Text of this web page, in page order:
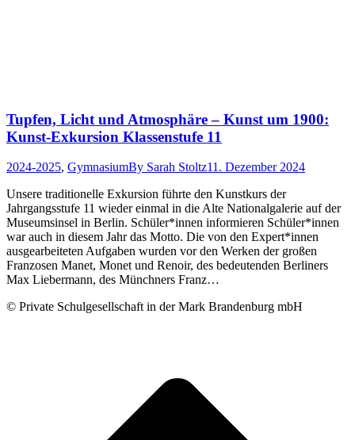
Tupfen, Licht und Atmosphäre – Kunst um 1900:
Kunst-Exkursion Klassenstufe 11
2024-2025, GymnasiumBy Sarah Stoltz11. Dezember 2024
Unsere traditionelle Exkursion führte den Kunstkurs der
Jahrgangsstufe 11 wieder einmal in die Alte Nationalgalerie auf der
Museumsinsel in Berlin. Schüler*innen informieren Schüler*innen
war auch in diesem Jahr das Motto. Die von den Expert*innen
ausgearbeiteten Aufgaben wurden vor den Werken der großen
Franzosen Manet, Monet und Renoir, des bedeutenden Berliners
Max Liebermann, des Münchners Franz…
© Private Schulgesellschaft in der Mark Brandenburg mbH